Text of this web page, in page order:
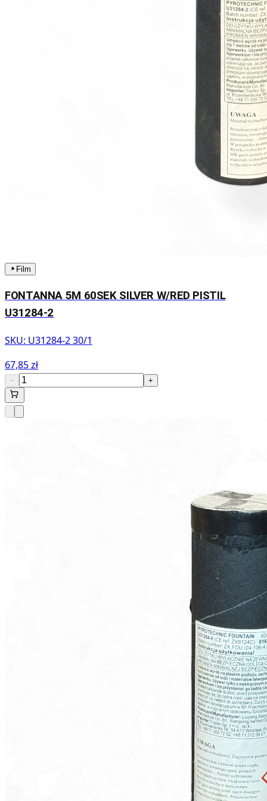
Film
FONTANNA 5M 60SEK SILVER W/RED PISTIL
U31284-2
SKU: U31284-2 30/1
67,85 zł
− +